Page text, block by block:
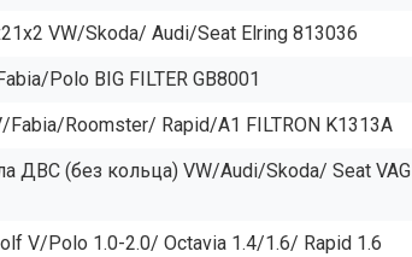
VW/Skoda/ Audi/Seat Elring 813036
Polo BIG FILTER GB8001
Roomster/ Rapid/A1 FILTRON K1313A
ДВС (без кольца) VW/Audi/Skoda/ Seat VAG
V/Polo 1.0-2.0/ Octavia 1.4/1.6/ Rapid 1.6